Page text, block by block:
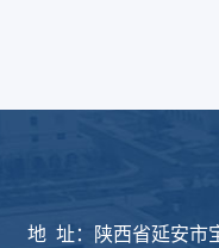
版权所
地 址：陕西省延安市